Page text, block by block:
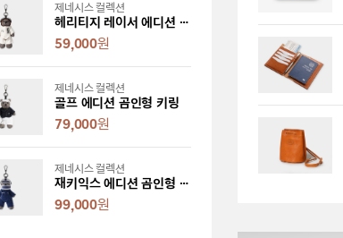
제네시스 컬렉션
헤리티지 레이서 에디션 곰인형 키링
59,000원
제네시스 컬렉션
골프 에디션 곰인형 키링
79,000원
제네시스 컬렉션
재키익스 에디션 곰인형 키링 [리미티드]
99,000원